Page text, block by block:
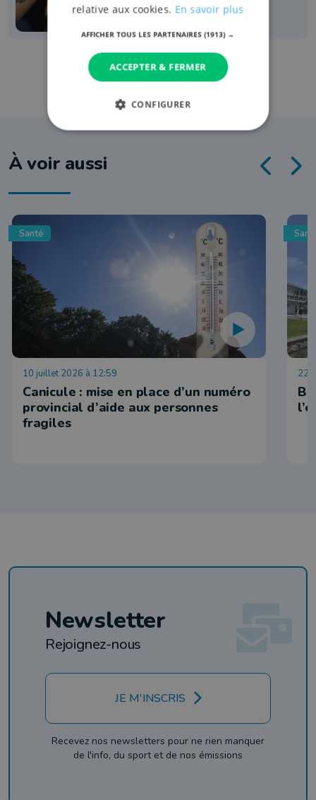
À voir aussi
Santé
10 juillet 2026 à 12:59
Canicule : mise en place d’un numéro
provincial d’aide aux personnes
fragiles
22
Newsletter
Rejoignez-nous
JE M'INSCRIS
Recevez nos newsletters pour ne rien manquer
de l'info, du sport et de nos émissions
relative aux cookies. En savoir plus
AFFICHER TOUS LES PARTENAIRES(1913) →
ACCEPTER & FERMER
CONFIGURER